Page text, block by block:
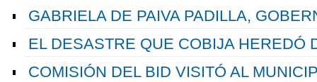
GABRIELA DE PAIVA PADILLA,
EL DESASTRE QUE COBIJA HEREDÓ
COMISIÓN DEL BID VISITÓ AL